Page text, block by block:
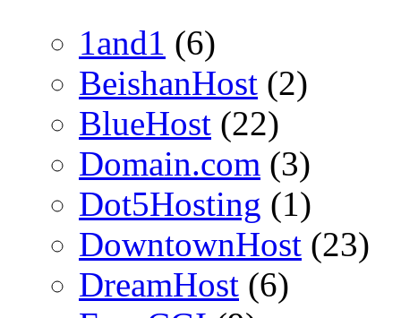
1and1 (6)
BeishanHost (2)
BlueHost (22)
Domain.com (3)
Dot5Hosting (1)
DowntownHost (23)
DreamHost (6)